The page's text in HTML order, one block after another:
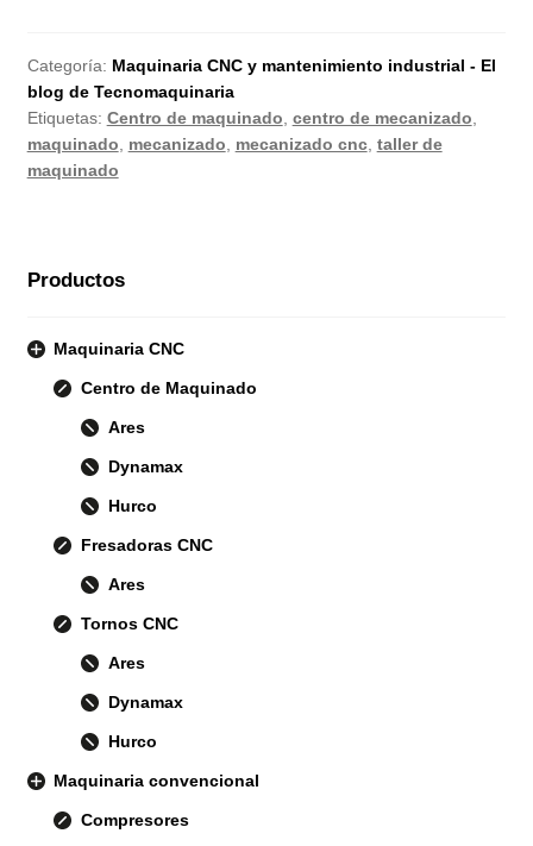
Categoría: Maquinaria CNC y mantenimiento industrial - El
blog de Tecnomaquinaria
Etiquetas: Centro de maquinado, centro de mecanizado,
maquinado, mecanizado, mecanizado cnc, taller de
maquinado
Productos
Maquinaria CNC
Centro de Maquinado
Ares
Dynamax
Hurco
Fresadoras CNC
Ares
Tornos CNC
Ares
Dynamax
Hurco
Maquinaria convencional
Compresores